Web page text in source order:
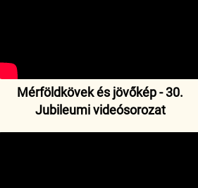
Mérföldkövek és jövőkép - 30.
Jubileumi videósorozat